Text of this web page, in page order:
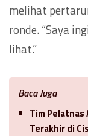
melihat
ronde. “Saya
lihat.”
Baca Juga
Tim Pelatnas
Terakhir di